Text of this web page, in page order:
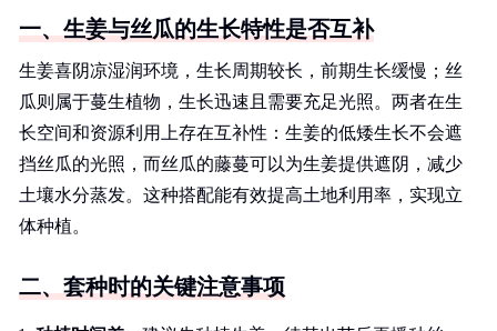
一、生姜与丝瓜的生长特性是否互补
生姜喜阴凉湿润环境，生长周期较长，前期生长缓慢；丝
瓜则属于蔓生植物，生长迅速且需要充足光照。两者在生
长空间和资源利用上存在互补性：生姜的低矮生长不会遮
挡丝瓜的光照，而丝瓜的藤蔓可以为生姜提供遮阴，减少
土壤水分蒸发。这种搭配能有效提高土地利用率，实现立
体种植。
二、套种时的关键注意事项